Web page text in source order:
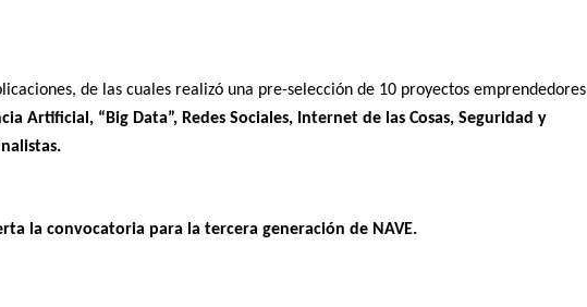
de las cuales realizó una pre-selección de 10 proyectos
Artificial, “Big Data”, Redes Sociales, Internet de las Cosas, Seguridad y
la convocatoria para la tercera generación de NAVE.